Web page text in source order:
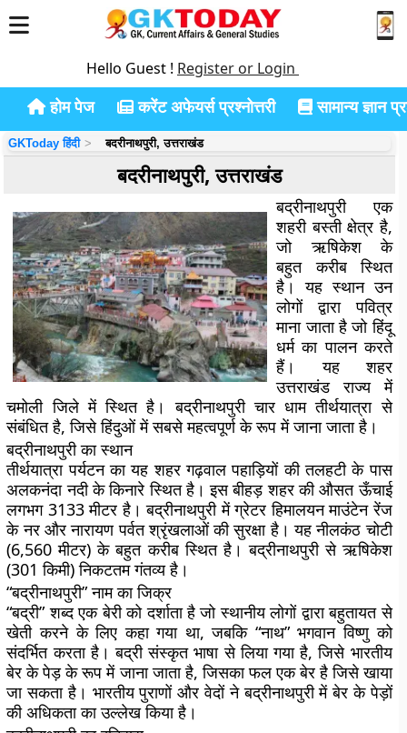
Hello Guest ! Register or Login
होम पेज करेंट अफेयर्स प्रश्नोत्तरी सामान्य ज्ञान
GKToday हिंदी बदरीनाथपुरी, उत्तराखंड
बदरीनाथपुरी, उत्तराखंड
बद्रीनाथपुरी एक
शहरी बस्ती क्षेत्र है,
जो ऋषिकेश के
बहुत करीब स्थित
है। यह स्थान उन
लोगों द्वारा पवित्र
माना जाता है जो हिंदू
धर्म का पालन करते
हैं। यह शहर
उत्तराखंड राज्य में
चमोली जिले में स्थित है। बद्रीनाथपुरी चार धाम तीर्थयात्रा से
संबंधित है, जिसे हिंदुओं में सबसे महत्वपूर्ण के रूप में जाना जाता है।
बद्रीनाथपुरी का स्थान
तीर्थयात्रा पर्यटन का यह शहर गढ़वाल पहाड़ियों की तलहटी के पास
अलकनंदा नदी के किनारे स्थित है। इस बीहड़ शहर की औसत ऊँचाई
लगभग 3133 मीटर है। बद्रीनाथपुरी में ग्रेटर हिमालयन माउंटेन रेंज
के नर और नारायण पर्वत श्रृंखलाओं की सुरक्षा है। यह नीलकंठ चोटी
(6,560 मीटर) के बहुत करीब स्थित है। बद्रीनाथपुरी से ऋषिकेश
(301 किमी) निकटतम गंतव्य है।
“बद्रीनाथपुरी” नाम का जिक्र
“बद्री” शब्द एक बेरी को दर्शाता है जो स्थानीय लोगों द्वारा बहुतायत से
खेती करने के लिए कहा गया था, जबकि “नाथ” भगवान विष्णु को
संदर्भित करता है। बद्री संस्कृत भाषा से लिया गया है, जिसे भारतीय
बेर के पेड़ के रूप में जाना जाता है, जिसका फल एक बेर है जिसे खाया
जा सकता है। भारतीय पुराणों और वेदों ने बद्रीनाथपुरी में बेर के पेड़ों
की अधिकता का उल्लेख किया है।